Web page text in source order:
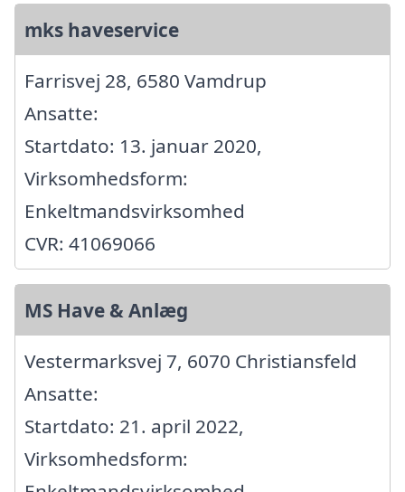
mks haveservice
Farrisvej 28, 6580 Vamdrup
Ansatte:
Startdato: 13. januar 2020,
Virksomhedsform:
Enkeltmandsvirksomhed
CVR: 41069066
MS Have & Anlæg
Vestermarksvej 7, 6070 Christiansfeld
Ansatte:
Startdato: 21. april 2022,
Virksomhedsform: